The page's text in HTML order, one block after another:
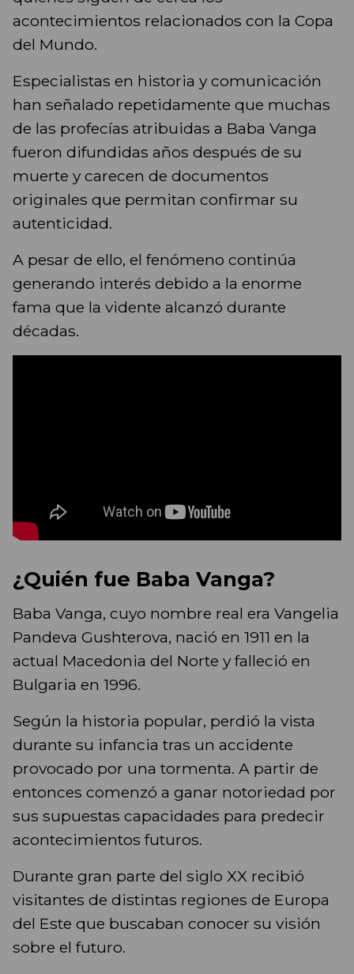
acontecimientos relacionados con la Copa
del Mundo.
Especialistas en historia y comunicación
han señalado repetidamente que muchas
de las profecías atribuidas a Baba Vanga
fueron difundidas años después de su
muerte y carecen de documentos
originales que permitan confirmar su
autenticidad.
A pesar de ello, el fenómeno continúa
generando interés debido a la enorme
fama que la vidente alcanzó durante
décadas.
¿Quién fue Baba Vanga?
Baba Vanga, cuyo nombre real era Vangelia
Pandeva Gushterova, nació en 1911 en la
actual Macedonia del Norte y falleció en
Bulgaria en 1996.
Según la historia popular, perdió la vista
durante su infancia tras un accidente
provocado por una tormenta. A partir de
entonces comenzó a ganar notoriedad por
sus supuestas capacidades para predecir
acontecimientos futuros.
Durante gran parte del siglo XX recibió
visitantes de distintas regiones de Europa
del Este que buscaban conocer su visión
sobre el futuro.